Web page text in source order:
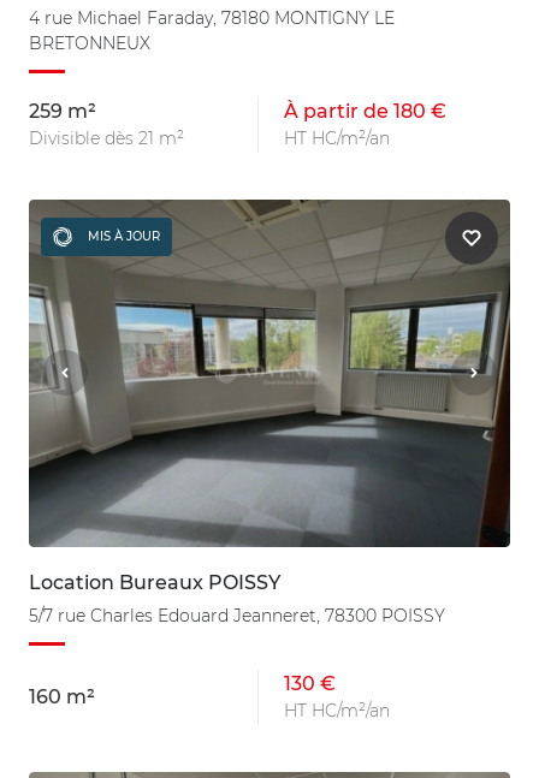
4 rue Michael Faraday, 78180 MONTIGNY LE
BRETONNEUX
259 m²
Divisible dès 21 m²
À partir de 180 €
HT HC/m²/an
MIS À JOUR
Location Bureaux POISSY
5/7 rue Charles Edouard Jeanneret, 78300 POISSY
160 m²
130 €
HT HC/m²/an